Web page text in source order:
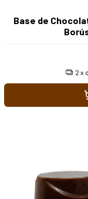
Base de
2 x